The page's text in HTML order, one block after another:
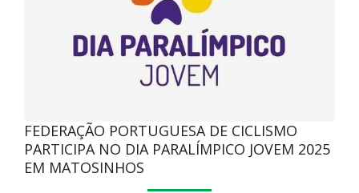
FEDERAÇÃO PORTUGUESA DE CICLISMO
PARTICIPA NO DIA PARALÍMPICO JOVEM 2025
EM MATOSINHOS